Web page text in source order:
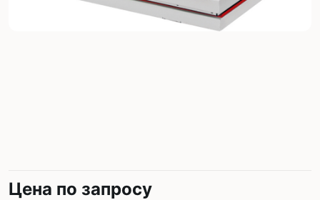
Цена по запросу